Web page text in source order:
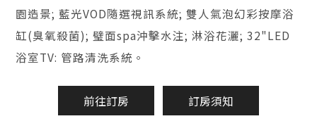
園造景; 藍光VOD隨選視訊系統; 雙人氣泡幻彩按摩浴
缸(臭氧殺菌); 璧面spa沖擊水注; 淋浴花灑; 32"LED
浴室TV: 管路清洗系統。
前往訂房 訂房須知